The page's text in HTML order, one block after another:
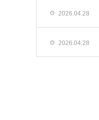
2026.04.28
2026.04.28